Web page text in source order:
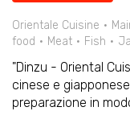
Orientale Cuisine
food
Meat Fish
"Dinzu - Oriental
cinese e
preparazione in